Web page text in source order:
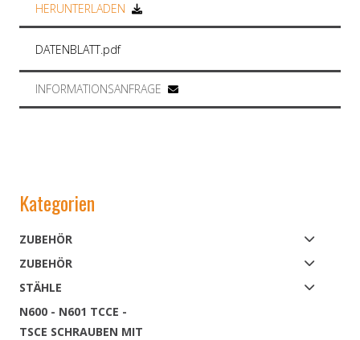
Kategorien
ZUBEHÖR
ZUBEHÖR
STÄHLE
N600 - N601 TCCE -
TSCE SCHRAUBEN MIT
HERUNTERLADEN
DATENBLATT.pdf
INFORMATIONSANFRAGE